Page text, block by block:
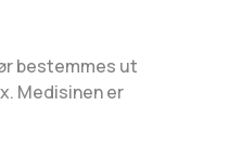
bestemmes ut
Medisinen er